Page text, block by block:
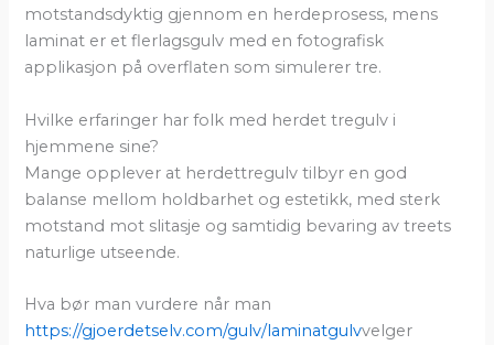
motstandsdyktig gjennom en herdeprosess, mens
laminat er et flerlagsgulv med en fotografisk
applikasjon på overflaten som simulerer tre.
Hvilke erfaringer har folk med herdet tregulv i
hjemmene sine?
Mange opplever at herdettregulv tilbyr en god
balanse mellom holdbarhet og estetikk, med sterk
motstand mot slitasje og samtidig bevaring av treets
naturlige utseende.
Hva bør man vurdere når man
https://gjoerdetselv.com/gulv/laminatgulvvelger